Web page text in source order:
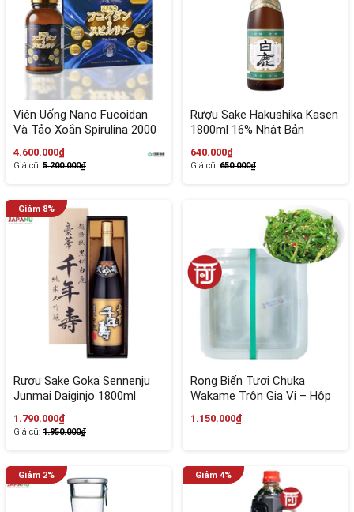
Viên Uống Nano Fucoidan
Và Tảo Xoắn Spirulina 2000
Viên Nhật Bản
4.600.000₫
Giá cũ: 5.200.000₫
Rượu Sake Hakushika Kasen
1800ml 16% Nhật Bản
640.000₫
Giá cũ: 650.000₫
Rượu Sake Goka Sennenju
Junmai Daiginjo 1800ml
15,7% Nhật Bản
1.790.000₫
Giá cũ: 1.950.000₫
Rong Biển Tươi Chuka
Wakame Trộn Gia Vị – Hộp
2kg Chuẩn Nhật
1.150.000₫